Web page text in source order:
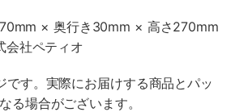
× 奥行き30mm × 高さ270mm
会社ペティオ
です。実際にお届けする商品とパッ
る場合がございます。